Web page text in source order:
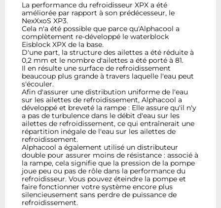
La performance du refroidisseur XPX a été
améliorée par rapport à son prédécesseur, le
NexXxoS XP3.
Cela n'a été possible que parce qu'Alphacool a
complètement re-développé le waterblock
Eisblock XPX de la base.
D'une part, la structure des ailettes a été réduite à
0,2 mm et le nombre d'ailettes a été porté à 81.
Il en résulte une surface de refroidissement
beaucoup plus grande à travers laquelle l'eau peut
s'écouler.
Afin d'assurer une distribution uniforme de l'eau
sur les ailettes de refroidissement, Alphacool a
développé et breveté la rampe : Elle assure qu'il n'y
a pas de turbulence dans le débit d'eau sur les
ailettes de refroidissement, ce qui entraînerait une
répartition inégale de l'eau sur les ailettes de
refroidissement.
Alphacool a également utilisé un distributeur
double pour assurer moins de résistance : associé à
la rampe, cela signifie que la pression de la pompe
joue peu ou pas de rôle dans la performance du
refroidisseur. Vous pouvez éteindre la pompe et
faire fonctionner votre système encore plus
silencieusement sans perdre de puissance de
refroidissement.